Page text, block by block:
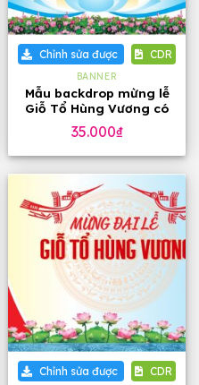
Chỉnh sửa được CDR
BANNER
Mẫu backdrop mừng lễ
Giỗ Tổ Hùng Vương có
hoa sen
35.000₫
Chỉnh sửa được CDR